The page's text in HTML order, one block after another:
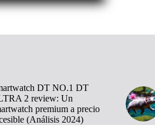
DT NO.1 DT
2 review: Un
premium a precio
(Análisis 2024)